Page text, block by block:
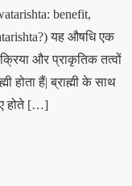
benefit,
यह औषधि एक
और प्राकृतिक तत्वों
होता हैं| ब्राह्मी के साथ
होते […]